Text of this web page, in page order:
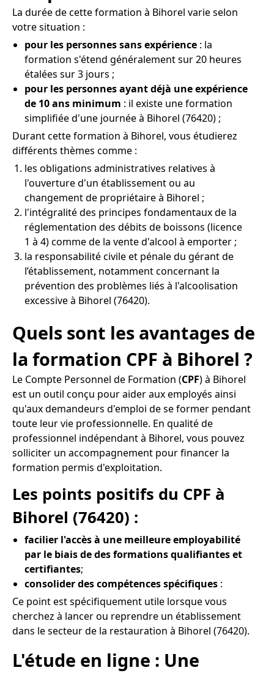
La durée de cette formation à Bihorel varie selon
votre situation :
pour les personnes sans expérience : la
formation s'étend généralement sur 20 heures
étalées sur 3 jours ;
pour les personnes ayant déjà une expérience
de 10 ans minimum : il existe une formation
simplifiée d'une journée à Bihorel (76420) ;
Durant cette formation à Bihorel, vous étudierez
différents thèmes comme :
les obligations administratives relatives à
l'ouverture d'un établissement ou au
changement de propriétaire à Bihorel ;
l'intégralité des principes fondamentaux de la
réglementation des débits de boissons (licence
1 à 4) comme de la vente d'alcool à emporter ;
la responsabilité civile et pénale du gérant de
l’établissement, notamment concernant la
prévention des problèmes liés à l'alcoolisation
excessive à Bihorel (76420).
Quels sont les avantages de
la formation CPF à Bihorel ?
Le Compte Personnel de Formation (CPF) à Bihorel
est un outil conçu pour aider aux employés ainsi
qu'aux demandeurs d'emploi de se former pendant
toute leur vie professionnelle. En qualité de
professionnel indépendant à Bihorel, vous pouvez
solliciter un accompagnement pour financer la
formation permis d'exploitation.
Les points positifs du CPF à
Bihorel (76420) :
facilier l'accès à une meilleure employabilité
par le biais de des formations qualifiantes et
certifiantes;
consolider des compétences spécifiques :
Ce point est spécifiquement utile lorsque vous
cherchez à lancer ou reprendre un établissement
dans le secteur de la restauration à Bihorel (76420).
L'étude en ligne : Une